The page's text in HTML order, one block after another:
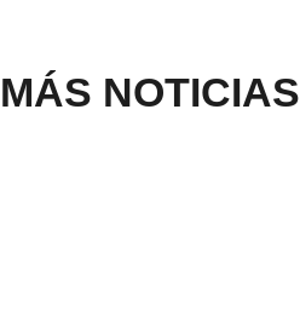
MÁS NOTICIAS